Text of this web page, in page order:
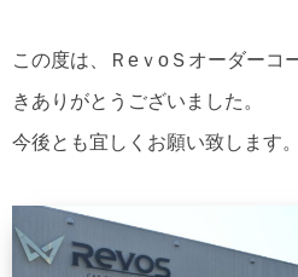
この度は、ＲeｖoＳオーダーコ
きありがとうございました。
今後とも宜しくお願い致します。